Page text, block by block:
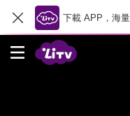
下載 APP，海